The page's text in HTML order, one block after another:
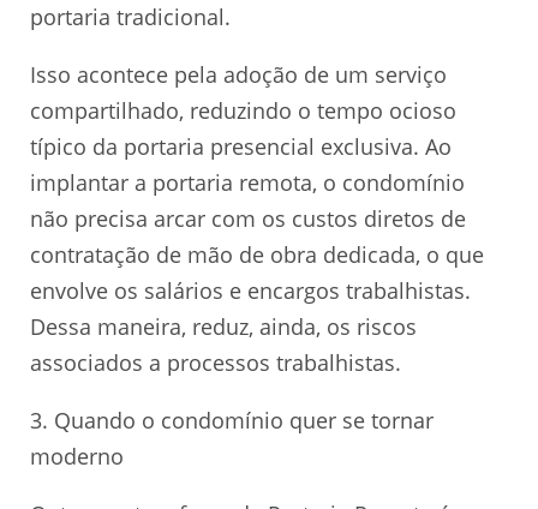
portaria tradicional.
Isso acontece pela adoção de um serviço
compartilhado, reduzindo o tempo ocioso
típico da portaria presencial exclusiva. Ao
implantar a portaria remota, o condomínio
não precisa arcar com os custos diretos de
contratação de mão de obra dedicada, o que
envolve os salários e encargos trabalhistas.
Dessa maneira, reduz, ainda, os riscos
associados a processos trabalhistas.
3. Quando o condomínio quer se tornar
moderno